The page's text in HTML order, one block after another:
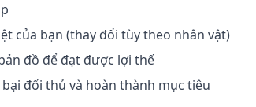
của bạn (thay đổi tùy theo nhân vật)
đồ để đạt được lợi thế
đối thủ và hoàn thành mục tiêu